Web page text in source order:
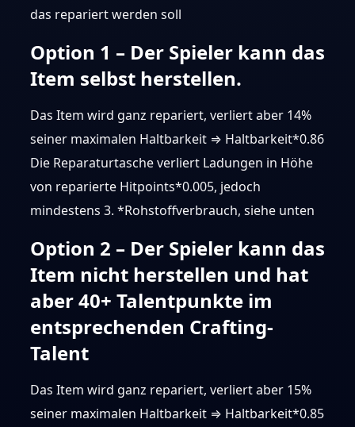
das repariert werden soll
Option 1 – Der Spieler kann das
Item selbst herstellen.
Das Item wird ganz repariert, verliert aber 14%
seiner maximalen Haltbarkeit ⇒ Haltbarkeit*0.86
Die Reparaturtasche verliert Ladungen in Höhe
von reparierte Hitpoints*0.005, jedoch
mindestens 3. *Rohstoffverbrauch, siehe unten
Option 2 – Der Spieler kann das
Item nicht herstellen und hat
aber 40+ Talentpunkte im
entsprechenden Crafting-
Talent
Das Item wird ganz repariert, verliert aber 15%
seiner maximalen Haltbarkeit ⇒ Haltbarkeit*0.85